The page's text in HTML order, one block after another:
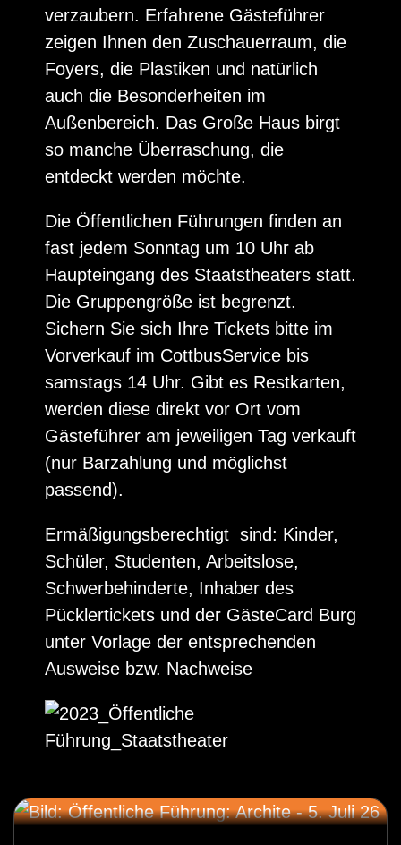
verzaubern. Erfahrene Gästeführer
zeigen Ihnen den Zuschauerraum, die
Foyers, die Plastiken und natürlich
auch die Besonderheiten im
Außenbereich. Das Große Haus birgt
so manche Überraschung, die
entdeckt werden möchte.
Die Öffentlichen Führungen finden an
fast jedem Sonntag um 10 Uhr ab
Haupteingang des Staatstheaters statt.
Die Gruppengröße ist begrenzt.
Sichern Sie sich Ihre Tickets bitte im
Vorverkauf im CottbusService bis
samstags 14 Uhr. Gibt es Restkarten,
werden diese direkt vor Ort vom
Gästeführer am jeweiligen Tag verkauft
(nur Barzahlung und möglichst
passend).
Ermäßigungsberechtigt sind: Kinder,
Schüler, Studenten, Arbeitslose,
Schwerbehinderte, Inhaber des
Pücklertickets und der GästeCard Burg
unter Vorlage der entsprechenden
Ausweise bzw. Nachweise